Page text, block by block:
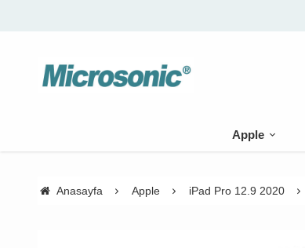
Apple
Anasayfa Apple iPad Pro 12.9 2020